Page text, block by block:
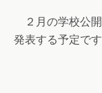
２月の学校公
発表する予定です